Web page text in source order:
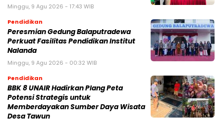
Minggu, 9 Agu 2026 - 17:43 WIB
Pendidikan
Peresmian Gedung Balaputradewa
Perkuat Fasilitas Pendidikan Institut
Nalanda
Minggu, 9 Agu 2026 - 00:32 WIB
Pendidikan
BBK 8 UNAIR Hadirkan Plang Peta
Potensi Strategis untuk
Memberdayakan Sumber Daya Wisata
Desa Tawun